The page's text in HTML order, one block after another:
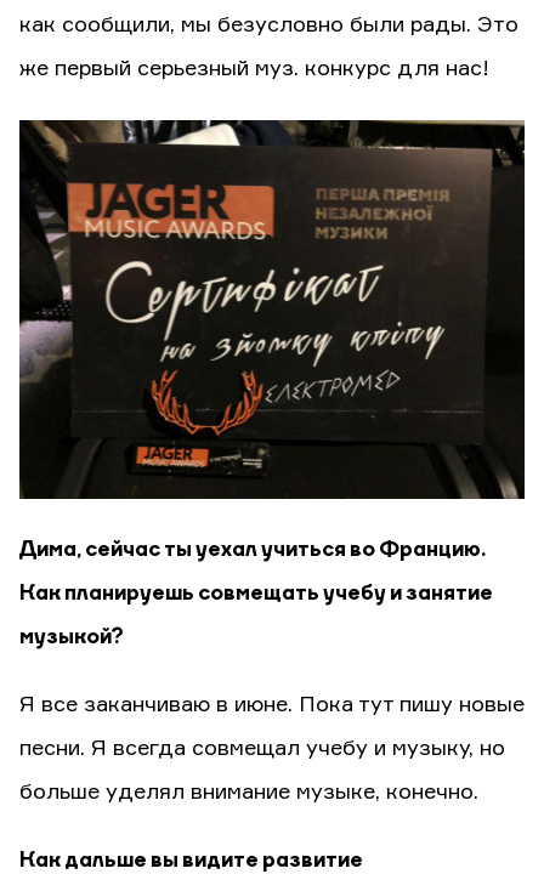
как сообщили, мы безусловно были рады. Это
же первый серьезный муз. конкурс для нас!
Дима, сейчас ты уехал учиться во Францию.
Как планируешь совмещать учебу и занятие
музыкой?
Я все заканчиваю в июне. Пока тут пишу новые
песни. Я всегда совмещал учебу и музыку, но
больше уделял внимание музыке, конечно.
Как дальше вы видите развитие